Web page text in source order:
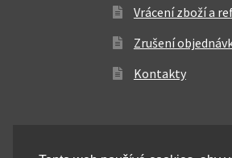
Vrácení zboží a
Zrušení
Kontakty